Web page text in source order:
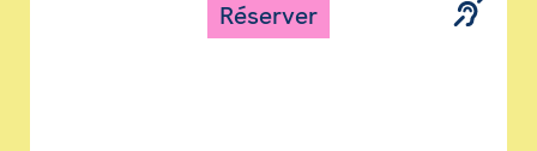
Réserver